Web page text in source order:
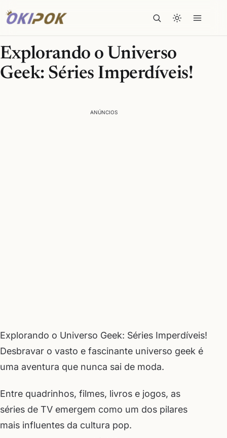
Explorando o Universo
Geek: Séries Imperdíveis!
ANÚNCIOS
Explorando o Universo Geek: Séries Imperdíveis!
Desbravar o vasto e fascinante universo geek é
uma aventura que nunca sai de moda.
Entre quadrinhos, filmes, livros e jogos, as
séries de TV emergem como um dos pilares
mais influentes da cultura pop.